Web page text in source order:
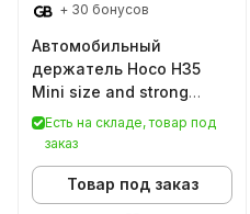
+ 30 бонусов
Автомобильный
держатель Hoco H35
Mini size and strong
Magnet
Есть на складе, товар под
заказ
Товар под заказ